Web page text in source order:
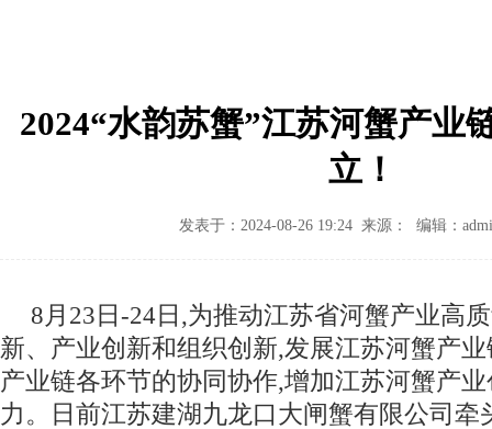
2024“水韵苏蟹”江苏河蟹产业
立！
发表于：2024-08-26 19:24 来源： 编辑：
8月23日-24日,为推动江苏省河蟹产业高
新、产业创新和组织创新,发展江苏河蟹产
产业链各环节的协同协作,增加江苏河蟹产
力。日前江苏建湖九龙口大闸蟹有限公司牵